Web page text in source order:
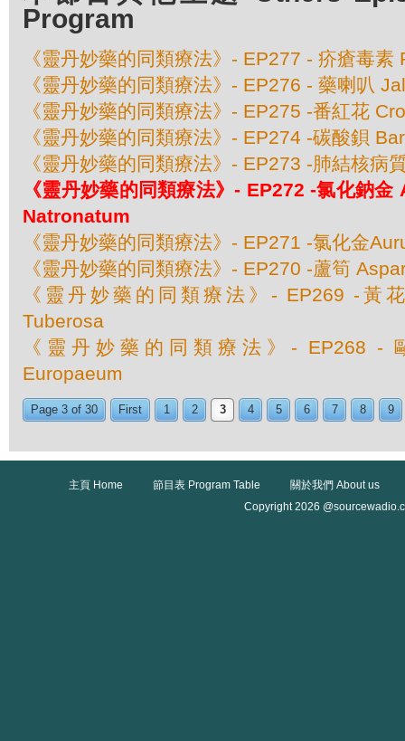
Program
《靈丹妙藥的同類療法》- EP277 - 疥瘡毒素
《靈丹妙藥的同類療法》- EP276 - 藥喇叭
《靈丹妙藥的同類療法》- EP275 -番紅花
《靈丹妙藥的同類療法》- EP274 -碳酸鋇
《靈丹妙藥的同類療法》- EP273 -肺結核病
《靈丹妙藥的同類療法》- EP272 -氯化鈉
Natronatum
《靈丹妙藥的同類療法》- EP271 -氯化金
《靈丹妙藥的同類療法》- EP270 -蘆筍
《靈丹妙藥的同類療法》- EP269 -黃
Tuberosa
《靈丹妙藥的同類療法》- EP268 -
Europaeum
Page 3 of 30 First 1 2 3 4 5 6 7 8 9
主頁 Home 節目表 Program Table
關於我們 About us
Copyright 2026